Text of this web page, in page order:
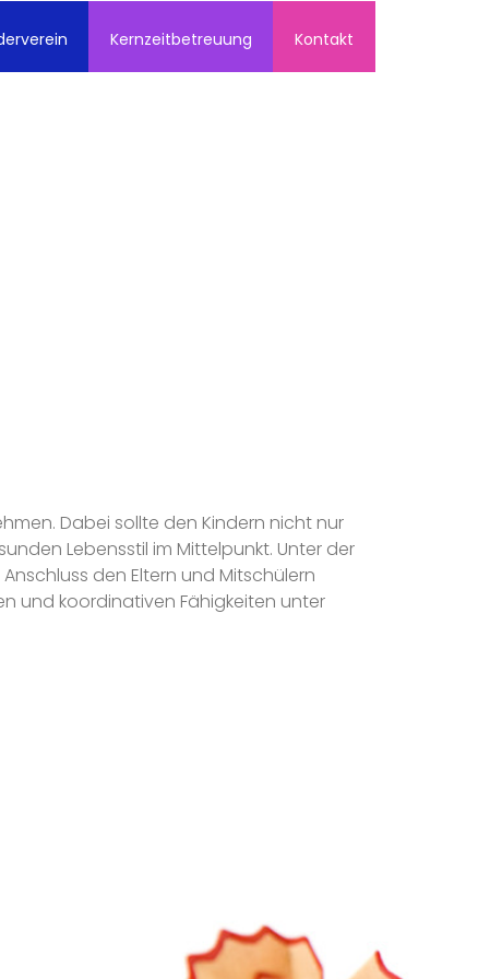
Kernzeitbetreuung Kontakt
Dabei sollte den Kindern nicht nur
Lebensstil im Mittelpunkt. Unter der
den Eltern und Mitschülern
und koordinativen Fähigkeiten unter